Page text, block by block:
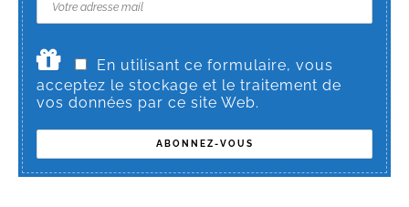
En utilisant ce formulaire, vous
acceptez le stockage et le traitement de
vos données par ce site Web.